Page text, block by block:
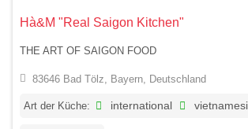
Hà&M "Real Saigon Kitchen"
THE ART OF SAIGON FOOD
83646 Bad Tölz, Bayern, Deutschland
Art der Küche: international